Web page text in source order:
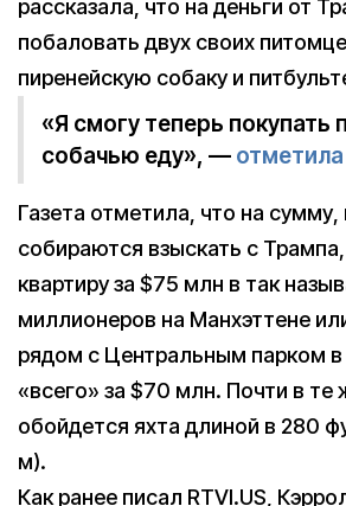
рассказала, что на деньги от
побаловать двух своих
пиренейскую собаку и
«Я смогу теперь покупать
собачью еду», — отметила
Газета отметила, что на
собираются взыскать с
квартиру за $75 млн в так
миллионеров на Манхэттене
рядом с Центральным парком
«всего» за $70 млн. Почти в те
обойдется яхта длиной в 280
м).
Как ранее писал RTVI.US,